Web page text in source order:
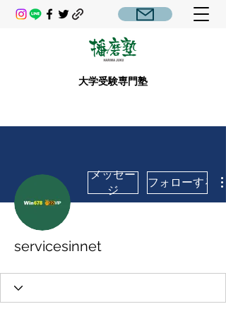
大学受験専門塾
メッセー
ジ
フォローする
servicesinnet